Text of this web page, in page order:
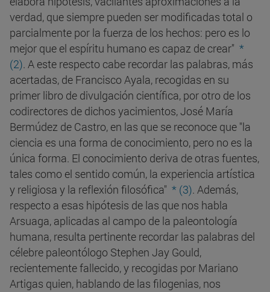
verdad, que siempre pueden ser modificadas total o
parcialmente por la fuerza de los hechos: pero es lo
mejor que el espíritu humano es capaz de crear" *
(2). A este respecto cabe recordar las palabras, más
acertadas, de Francisco Ayala, recogidas en su
primer libro de divulgación científica, por otro de los
codirectores de dichos yacimientos, José María
Bermúdez de Castro, en las que se reconoce que "la
ciencia es una forma de conocimiento, pero no es la
única forma. El conocimiento deriva de otras fuentes,
tales como el sentido común, la experiencia artística
y religiosa y la reflexión filosófica" * (3). Además,
respecto a esas hipótesis de las que nos habla
Arsuaga, aplicadas al campo de la paleontología
humana, resulta pertinente recordar las palabras del
célebre paleontólogo Stephen Jay Gould,
recientemente fallecido, y recogidas por Mariano
Artigas quien, hablando de las filogenias, nos